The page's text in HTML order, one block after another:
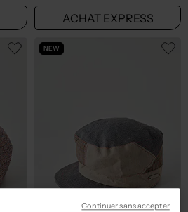
ACHAT EXPRESS
NEW
Continuer sans accepter